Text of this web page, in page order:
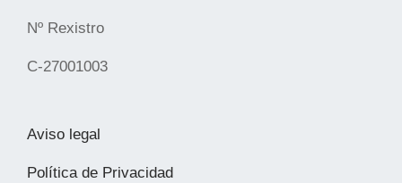
Nº Rexistro
C-27001003
Aviso legal
Política de Privacidad